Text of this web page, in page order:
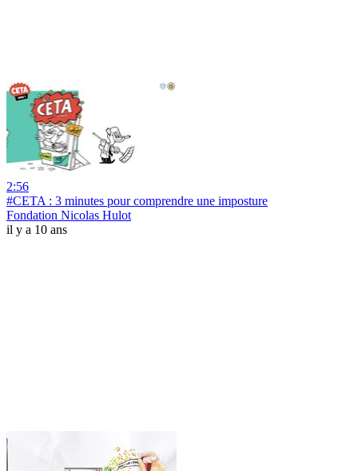
2:56
#CETA : 3 minutes pour comprendre une imposture
Fondation Nicolas Hulot
il y a 10 ans